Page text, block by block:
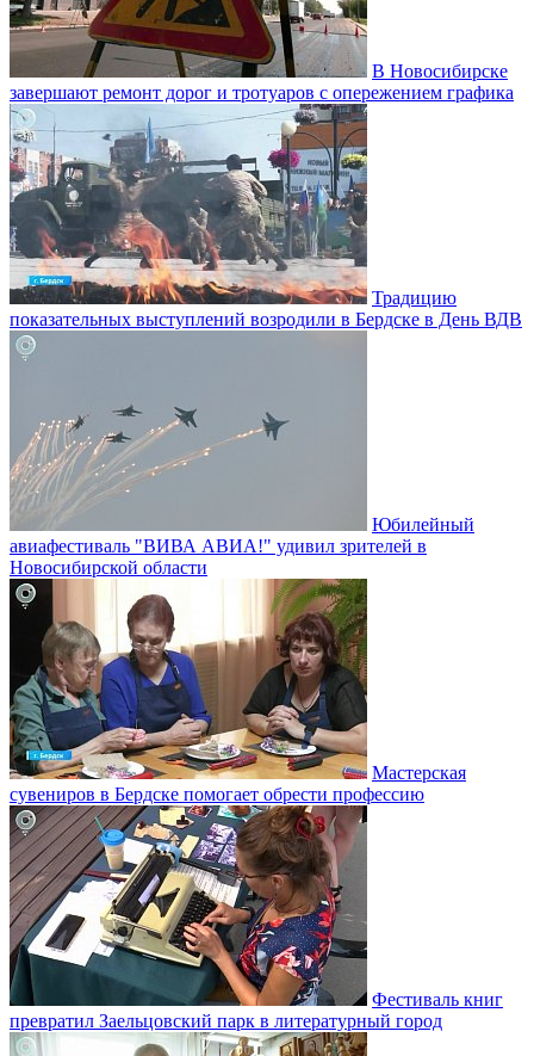
В Новосибирске
завершают ремонт дорог и тротуаров с опережением графика
Традицию
показательных выступлений возродили в Бердске в День ВДВ
Юбилейный
авиафестиваль "ВИВА АВИА!" удивил зрителей в
Новосибирской области
Мастерская
сувениров в Бердске помогает обрести профессию
Фестиваль книг
превратил Заельцовский парк в литературный город